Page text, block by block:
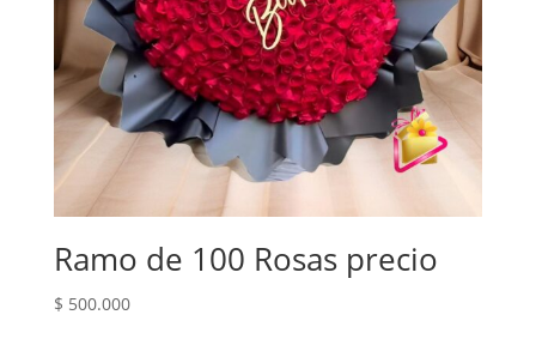
Ramo de 100 Rosas precio
$ 500.000